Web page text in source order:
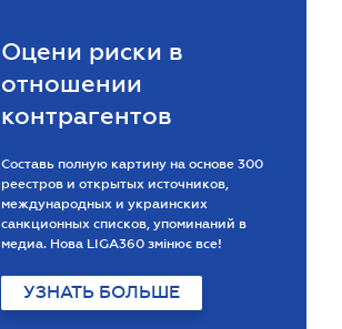
Оцени риски в
отношении
контрагентов
Составь полную картину на основе 300
реестров и открытых источников,
международных и украинских
санкционных списков, упоминаний в
медиа. Нова LIGA360 змінює все!
УЗНАТЬ БОЛЬШЕ